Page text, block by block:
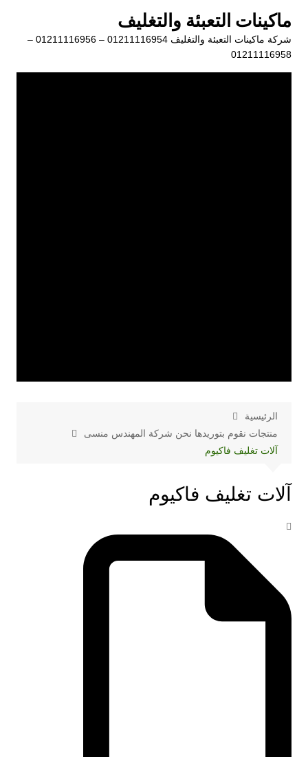
المحتوى
ماكينات التعبئة والتغليف
شركة ماكينات التعبئة والتغليف 01211116954 – 01211116956 –
01211116958
الرئيسية
منتجات نقوم بتوريدها نحن شركة المهندس منسى
آلات تغليف فاكيوم
آلات تغليف فاكيوم